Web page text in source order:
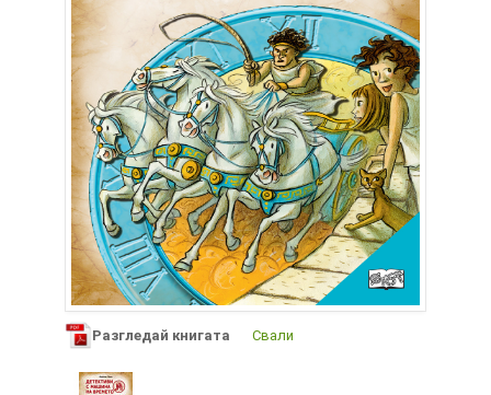
Разгледай книгата Свали